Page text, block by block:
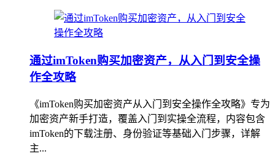
通过imToken购买加密资产，从入门到安全操
作全攻略
《imToken购买加密资产从入门到安全操作全攻略》专为
加密资产新手打造，覆盖入门到实操全流程，内容包含
imToken的下载注册、身份验证等基础入门步骤，详解
主...